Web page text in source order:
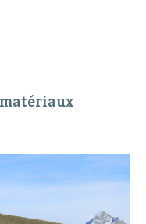
matériaux